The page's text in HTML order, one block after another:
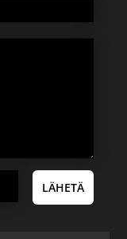
LÄHETÄ